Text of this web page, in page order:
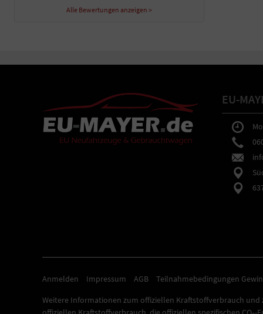
Alle Bewertungen anzeigen >
EU-
Anmelden Impressum AGB Teilnahmebedingungen
Weitere Informationen zum offiziellen Kraftstoffverbrauch und